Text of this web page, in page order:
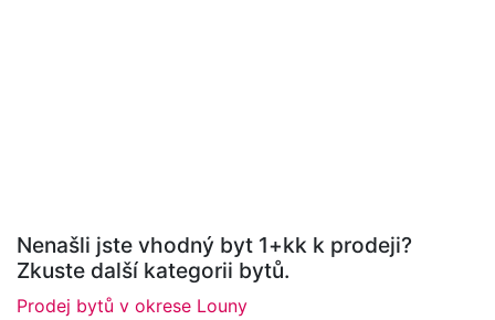
Nenašli jste vhodný byt 1+kk k prodeji?
Zkuste další kategorii bytů.
Prodej bytů v okrese Louny